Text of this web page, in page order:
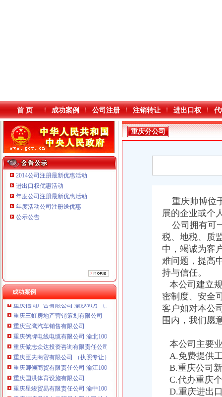
本站导航
首 页 成功案例 公司注册 注销转让 进出口权
2014公司注册最新优惠活动
进出口权优惠活动
年度公司注册最新优惠活动
年度活动公司注册送优惠
公示公告
成功案例
重庆鸽牌电线电缆有限公司 渝北10010万 (进出口权)
重庆海谛升进出口贸易有限公司 渝北100万 （进出口权）
重庆奕欣锦诚商贸有限公司 渝九50万 （工商注册）
重庆信同广告有限公司 渝沙50万 （工商注册）
重庆三虹房地产营销策划有限公司
重庆宝鹰汽车销售有限公司
重庆鸽牌电线电缆有限公司 渝北10010万 (进出口权)
重庆傲志众达投资咨询有限责任公司 渝九1000万 （增资）
重庆臣夫商贸有限公司 （执照专让）
重庆卿倾商贸有限责任公司 渝江100万 （工商注册）
重庆国洪体育设施有限公司
重庆星竣贸易有限责任公司 渝中100万 （进出口权）
重庆海谛升进出口贸易有限公司 渝北100万 （进出口权）
重庆分公司
注销
重庆帅博位
展的企业或个
公司拥有可
税、地税、质
中，竭诚为客
难问题，提高
持与信任。
本公司建立
密制度、安全
客户如对本公
围内，我们愿
本公司主要
A.免费提供
B.重庆公司
C.代办重庆
D.重庆进出